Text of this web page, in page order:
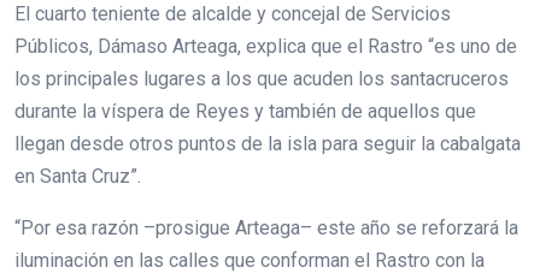
El cuarto teniente de alcalde y concejal de Servicios
Públicos, Dámaso Arteaga, explica que el Rastro “es uno de
los principales lugares a los que acuden los santacruceros
durante la víspera de Reyes y también de aquellos que
llegan desde otros puntos de la isla para seguir la cabalgata
en Santa Cruz”.
“Por esa razón –prosigue Arteaga– este año se reforzará la
iluminación en las calles que conforman el Rastro con la